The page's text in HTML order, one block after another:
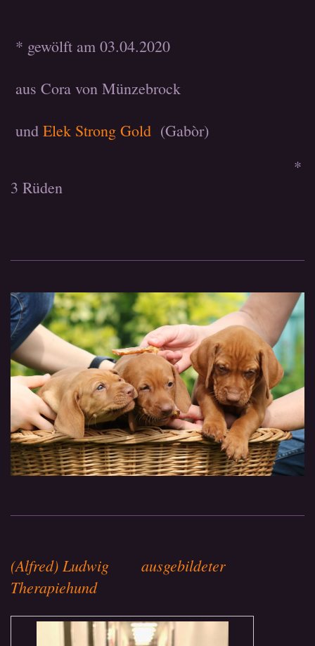
* gewölft am 03.04.2020
aus Cora von Münzebrock
und Elek Strong Gold (Gabòr)
*
3 Rüden
(Alfred) Ludwig ausgebildeter
Therapiehund